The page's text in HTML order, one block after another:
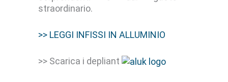
straordinario.
>> LEGGI INFISSI IN ALLUMINIO
>> Scarica i depliant